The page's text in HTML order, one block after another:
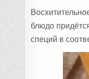
блюдо
специй в